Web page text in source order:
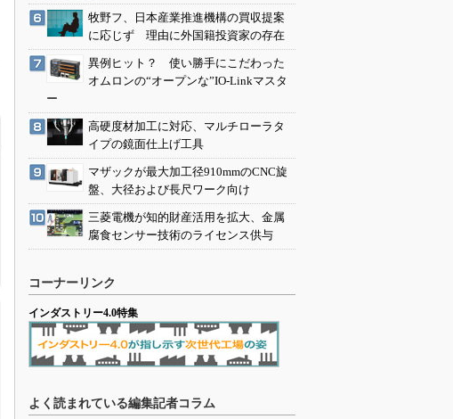
牧野フ、日本産業推進機構の買収提案
に応じず 理由に外国籍投資家の存在
異例ヒット？ 使い勝手にこだわった
オムロンの“オープンな”IO-Linkマスタ
ー
高硬度材加工に対応、マルチローラタ
イプの鏡面仕上げ工具
マザックが最大加工径910mmのCNC旋
盤、大径および長尺ワーク向け
三菱電機が知的財産活用を拡大、金属
腐食センサー技術のライセンス供与
コーナーリンク
インダストリー4.0特集
よく読まれている編集記者コラム